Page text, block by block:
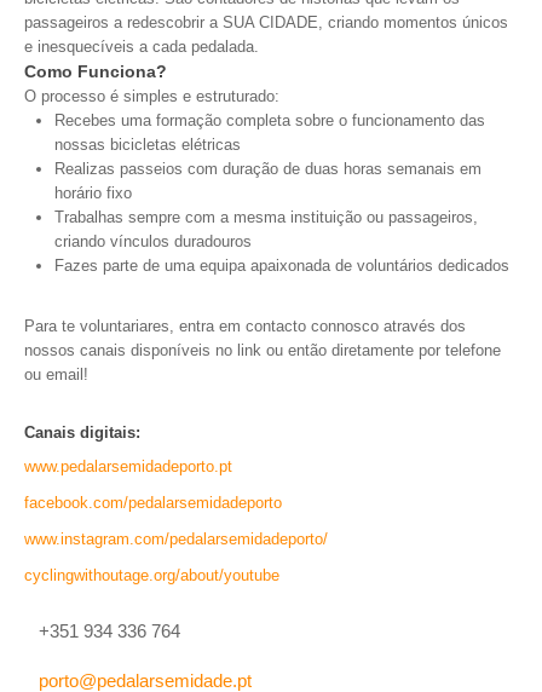
ASSEMBLEIA DE FREGUESIA
GRAVAÇÕES DAS REUNIÕES PÚBLICAS DO EXECUTIVO
DOCUMENTOS
ATAS E DOCUMENTOS DA ASSEMBLEIA
REGULAMENTOS E TAXAS
PLANO E ORÇAMENTO
INVENTÁRIO
RECRUTAMENTO PESSOAL
CÓDIGO DE CONDUTA
FUNDO DE APOIO AO ASSOCIATIVISMO
SUBVENÇÕES PÚBLICAS
GERAIS
SECRETARIA
CANÍDEOS
passageiros a redescobrir a SUA CIDADE, criando momentos únicos
e inesquecíveis a cada pedalada.
Como Funciona?
O processo é simples e estruturado:
Recebes uma formação completa sobre o funcionamento das
nossas bicicletas elétricas
Realizas passeios com duração de duas horas semanais em
horário fixo
Trabalhas sempre com a mesma instituição ou passageiros,
criando vínculos duradouros
Fazes parte de uma equipa apaixonada de voluntários dedicados
Para te voluntariares, entra em contacto connosco através dos
nossos canais disponíveis no link ou então diretamente por telefone
ou email!
Canais digitais:
www.pedalarsemidadeporto.pt
facebook.com/pedalarsemidadeporto
www.instagram.com/pedalarsemidadeporto/
cyclingwithoutage.org/about/youtube
+351 934 336 764
porto@pedalarsemidade.pt